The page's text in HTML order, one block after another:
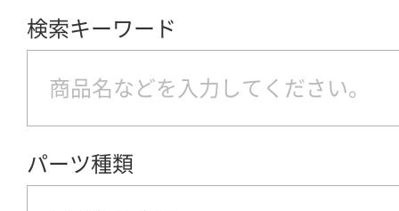
検索キーワード
パーツ種類